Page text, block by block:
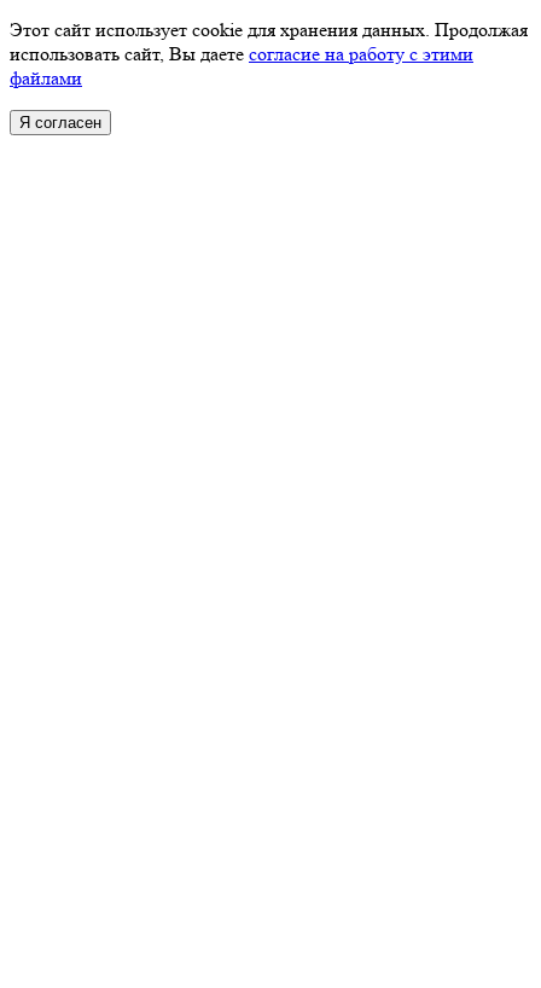
Этот сайт использует cookie для хранения данных. Продолжая
использовать сайт, Вы даете согласие на работу с этими
файлами
Я согласен